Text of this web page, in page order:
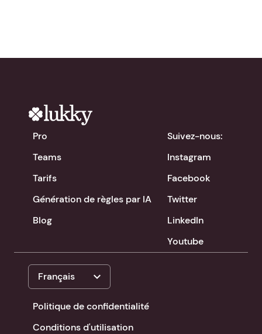
Pro
Teams
Tarifs
Génération de règles par IA
Blog
Suivez-nous:
Instagram
Facebook
Twitter
LinkedIn
Youtube
Français expand_more
Politique de confidentialité
Conditions d'utilisation